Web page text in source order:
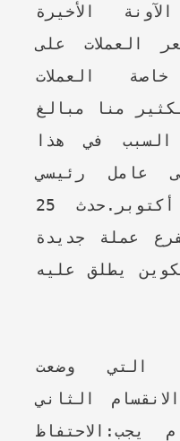
الأخيرة
العملات على
العملات
منا مبالغ
في هذا
عامل رئيسي
مرتبط ب حدث 25 أكتوبر.حدث 25
عملة جديدة
يطلق عليه
التي وضعت
الثاني
يجب:الاحتفاظ